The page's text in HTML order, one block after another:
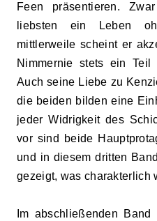
Feen präsentieren.
liebsten ein Leben
mittlerweile scheint er
Nimmernie stets ein
Auch seine Liebe zu
die beiden bilden eine
jeder Widrigkeit des
vor sind beide
und in diesem dritten
gezeigt, was charakterlich
Im abschließenden